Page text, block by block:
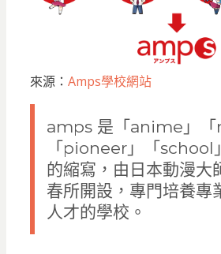
來源： Amps學校網站
amps 是「anime」「
「pioneer」「school
的縮寫，由日本動漫大
春所開設，專門培養專
人才的學校。